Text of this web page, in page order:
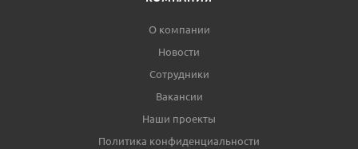
О компании
Новости
Сотрудники
Вакансии
Наши проекты
Политика конфиденциальности